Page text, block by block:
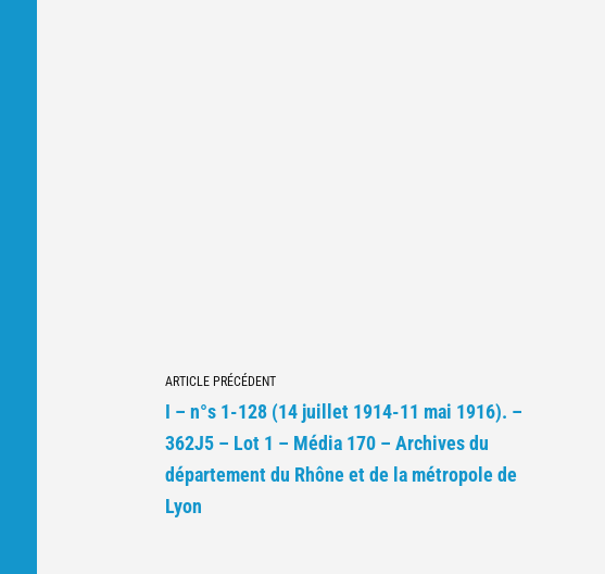
Navigation
vers
d'autres
articles
ARTICLE PRÉCÉDENT
I – n°s 1-128 (14 juillet 1914-11 mai 1916). –
362J5 – Lot 1 – Média 170 – Archives du
département du Rhône et de la métropole de
Lyon